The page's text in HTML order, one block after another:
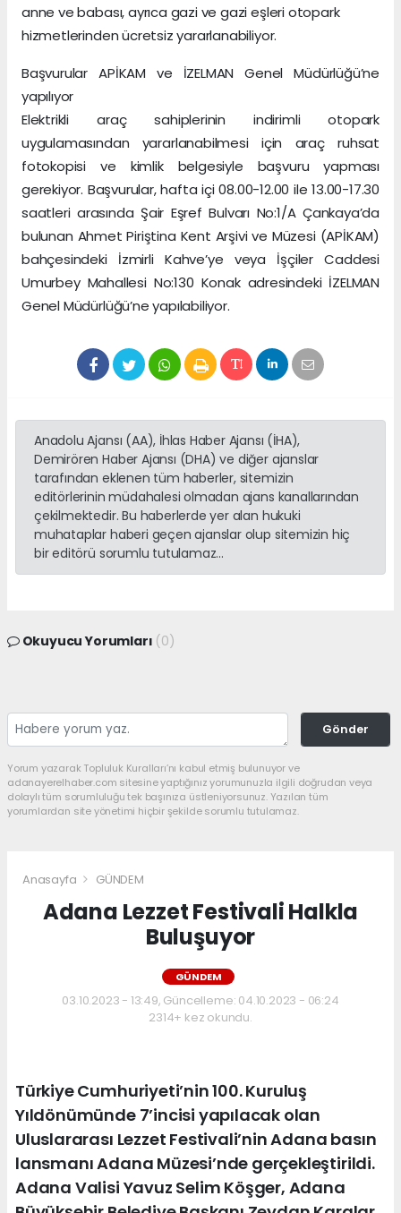
anne ve babası, ayrıca gazi ve gazi eşleri otopark
hizmetlerinden ücretsiz yararlanabiliyor.
Başvurular APİKAM ve İZELMAN Genel Müdürlüğü’ne
yapılıyor
Elektrikli araç sahiplerinin indirimli otopark
uygulamasından yararlanabilmesi için araç ruhsat
fotokopisi ve kimlik belgesiyle başvuru yapması
gerekiyor. Başvurular, hafta içi 08.00-12.00 ile 13.00-17.30
saatleri arasında Şair Eşref Bulvarı No:1/A Çankaya’da
bulunan Ahmet Piriştina Kent Arşivi ve Müzesi (APİKAM)
bahçesindeki İzmirli Kahve’ye veya İşçiler Caddesi
Umurbey Mahallesi No:130 Konak adresindeki İZELMAN
Genel Müdürlüğü’ne yapılabiliyor.
Anadolu Ajansı (AA), İhlas Haber Ajansı (İHA),
Demirören Haber Ajansı (DHA) ve diğer ajanslar
tarafından eklenen tüm haberler, sitemizin
editörlerinin müdahalesi olmadan ajans kanallarından
çekilmektedir. Bu haberlerde yer alan hukuki
muhataplar haberi geçen ajanslar olup sitemizin hiç
bir editörü sorumlu tutulamaz...
Okuyucu Yorumları (0)
Gönder
Yorum yazarak Topluluk Kuralları’nı kabul etmiş bulunuyor ve
adanayerelhaber.com sitesine yaptığınız yorumunuzla ilgili doğrudan veya
dolaylı tüm sorumluluğu tek başınıza üstleniyorsunuz. Yazılan tüm
yorumlardan site yönetimi hiçbir şekilde sorumlu tutulamaz.
Anasayfa GÜNDEM
Adana Lezzet Festivali Halkla
Buluşuyor
GÜNDEM
03.10.2023 - 13:49, Güncelleme: 04.10.2023 - 06:24
2314+ kez okundu.
Türkiye Cumhuriyeti’nin 100. Kuruluş
Yıldönümünde 7’incisi yapılacak olan
Uluslararası Lezzet Festivali’nin Adana basın
lansmanı Adana Müzesi’nde gerçekleştirildi.
Adana Valisi Yavuz Selim Köşger, Adana